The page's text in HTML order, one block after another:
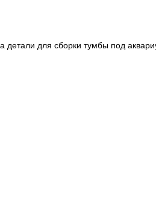
детали для сборки тумбы под